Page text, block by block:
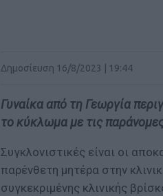
Δημοσίευση 16/8/2023 | 19:44
Γυναίκα από τη Γεωργία
το κύκλωμα με τις
Συγκλονιστικές είναι οι
παρένθετη μητέρα στην
συγκεκριμένης κλινικής